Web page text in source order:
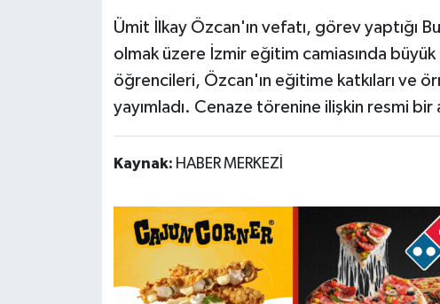
Ümit İlkay Özcan'ın vefatı, görev yaptığı
olmak üzere İzmir eğitim camiasında
öğrencileri, Özcan'ın eğitime katkıları ve
yayımladı. Cenaze törenine ilişkin resmi bir
Kaynak: HABER MERKEZİ